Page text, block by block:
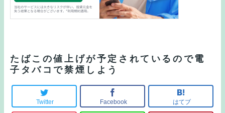
たばこの値上げが予定されているので電
子タバコで禁煙しよう
Twitter Facebook はてブ